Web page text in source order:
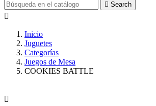
 Search

Inicio
Juguetes
Categorías
Juegos de Mesa
COOKIES BATTLE
